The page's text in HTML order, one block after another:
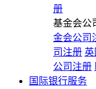
册
基金会公
金会公司
司注册
公司注册
国际银行服务